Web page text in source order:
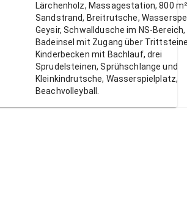
Lärchenholz, Massagestation, 800
Sandstrand, Breitrutsche,
Geysir, Schwalldusche im NS-Bereich,
Badeinsel mit Zugang über
Kinderbecken mit Bachlauf, drei
Sprudelsteinen, Sprühschlange und
Kleinkindrutsche, Wasserspielplatz,
Beachvolleyball.